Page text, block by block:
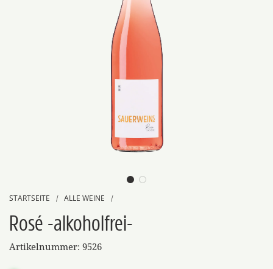
STARTSEITE / ALLE WEINE /
Rosé -alkoholfrei-
Artikelnummer: 9526